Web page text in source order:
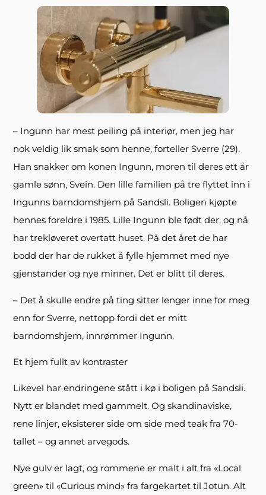
– Ingunn har mest peiling på interiør, men jeg har
nok veldig lik smak som henne, forteller Sverre (29).
Han snakker om konen Ingunn, moren til deres ett år
gamle sønn, Svein. Den lille familien på tre flyttet inn i
Ingunns barndomshjem på Sandsli. Boligen kjøpte
hennes foreldre i 1985. Lille Ingunn ble født der, og nå
har trekløveret overtatt huset. På det året de har
bodd der har de rukket å fylle hjemmet med nye
gjenstander og nye minner. Det er blitt til deres.
– Det å skulle endre på ting sitter lenger inne for meg
enn for Sverre, nettopp fordi det er mitt
barndomshjem, innrømmer Ingunn.
Et hjem fullt av kontraster
Likevel har endringene stått i kø i boligen på Sandsli.
Nytt er blandet med gammelt. Og skandinaviske,
rene linjer, eksisterer side om side med teak fra 70-
tallet – og annet arvegods.
Nye gulv er lagt, og rommene er malt i alt fra «Local
green» til «Curious mind» fra fargekartet til Jotun. Alt